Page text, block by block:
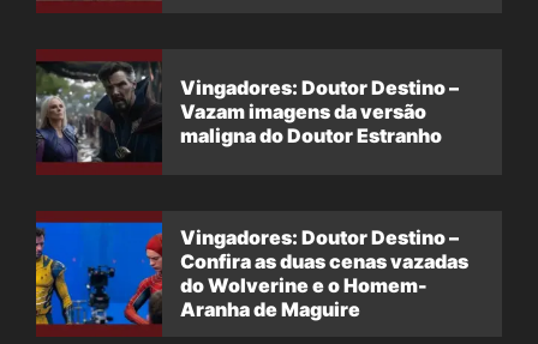
Vingadores: Doutor Destino –
Vazam imagens da versão
maligna do Doutor Estranho
Vingadores: Doutor Destino –
Confira as duas cenas vazadas
do Wolverine e o Homem-
Aranha de Maguire